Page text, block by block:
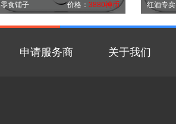
零食铺子 价格： 3880神币 红酒专卖
申请服务商 关于我们